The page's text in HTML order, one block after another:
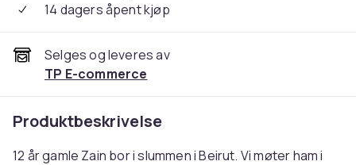
14 dagers åpent kjøp
Selges og leveres av
TP E-commerce
Produktbeskrivelse
12 år gamle Zain bor i slummen i Beirut. Vi møter ham i